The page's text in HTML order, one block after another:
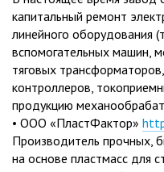
капитальный ремонт
линейного оборудования
вспомогательных машин,
тяговых
контроллеров,
продукцию
• ООО «ПластФактор»
Производитель прочных,
на основе пластмасс для